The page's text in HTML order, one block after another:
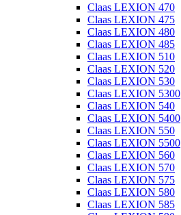
Claas LEXION 470
Claas LEXION 475
Claas LEXION 480
Claas LEXION 485
Claas LEXION 510
Claas LEXION 520
Claas LEXION 530
Claas LEXION 5300
Claas LEXION 540
Claas LEXION 5400
Claas LEXION 550
Claas LEXION 5500
Claas LEXION 560
Claas LEXION 570
Claas LEXION 575
Claas LEXION 580
Claas LEXION 585